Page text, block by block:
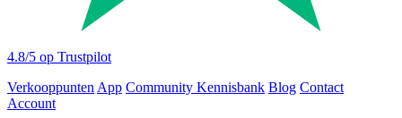
4.8/5 op Trustpilot
Verkooppunten App Community Kennisbank Blog Contact
Account